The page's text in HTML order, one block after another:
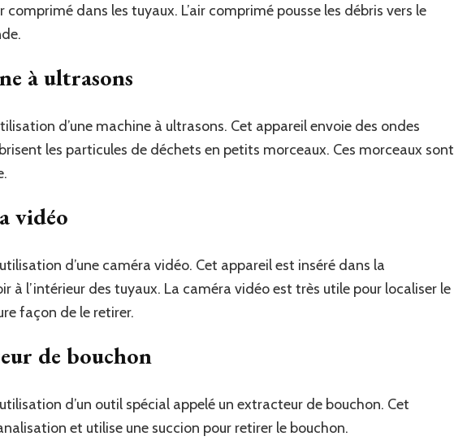
comprimé dans les tuyaux. L’air comprimé pousse les débris vers le
à ultrasons
d’une machine à ultrasons. Cet appareil envoie des ondes
les particules de déchets en petits morceaux. Ces morceaux sont
vidéo
d’une caméra vidéo. Cet appareil est inséré dans la
à l’intérieur des tuyaux. La caméra vidéo est très utile pour localiser le
façon de le retirer.
de bouchon
d’un outil spécial appelé un extracteur de bouchon. Cet
et utilise une succion pour retirer le bouchon.